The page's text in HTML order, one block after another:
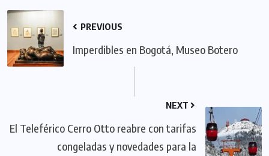
PREVIOUS
Imperdibles en Bogotá, Museo Botero
NEXT
El Teleférico Cerro Otto reabre con tarifas
congeladas y novedades para la